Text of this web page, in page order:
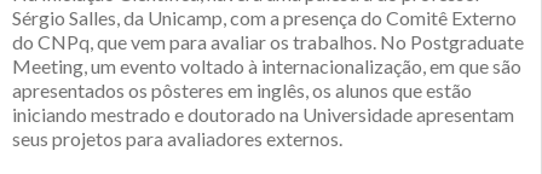
Sérgio Salles, da Unicamp, com a presença do Comitê Externo
do CNPq, que vem para avaliar os trabalhos. No Postgraduate
Meeting, um evento voltado à internacionalização, em que são
apresentados os pôsteres em inglês, os alunos que estão
iniciando mestrado e doutorado na Universidade apresentam
seus projetos para avaliadores externos.